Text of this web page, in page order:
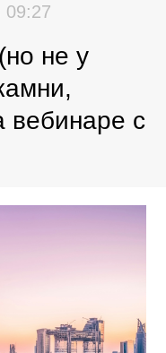
09:27
не у
вебинаре с